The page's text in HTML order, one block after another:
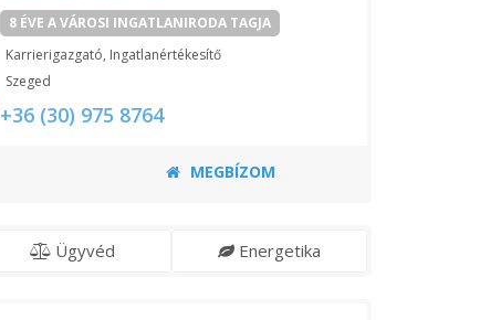
8 ÉVE A VÁROSI INGATLANIRODA TAGJA
Karrierigazgató, Ingatlanértékesítő
Szeged
+36 (30) 975 8764
MEGBÍZOM
Ügyvéd Energetika